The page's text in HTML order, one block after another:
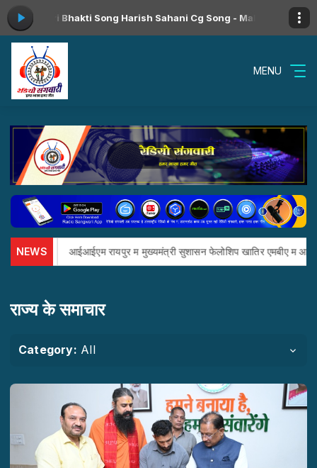
Bhakti Song Harish Sahani Cg Song - Mahamaya Studio Arang
MENU
NEWS
आईआईएम रायपुर म मुख्यमंत्री सुशासन फेलोशिप खातिर एमबीए म आवेदन सुरू
राज्य के समाचार
Category: All